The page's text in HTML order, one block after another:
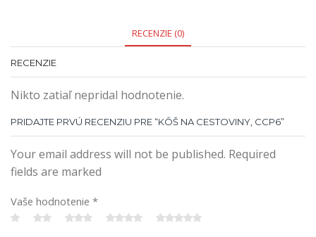
RECENZIE (0)
RECENZIE
Nikto zatiaľ nepridal hodnotenie.
PRIDAJTE PRVÚ RECENZIU PRE “KÔŠ NA CESTOVINY, CCP6”
Your email address will not be published. Required
fields are marked
Vaše hodnotenie *